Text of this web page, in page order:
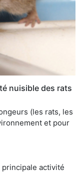
nuisible des rats
(les rats, les
et pour
activité